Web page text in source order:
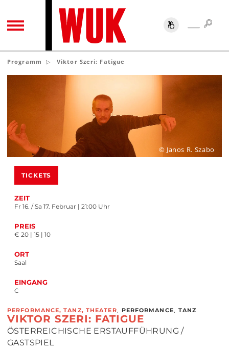
TOGGLE NAVIGATION SUCHE
Programm Viktor Szeri: Fatigue
TICKETS
ZEIT
Fr 16. / Sa 17. Februar | 21:00 Uhr
PREIS
€ 20 | 15 | 10
ORT
Saal
EINGANG
C
© Janos R. Szabo
PERFORMANCE, TANZ, THEATER, PERFORMANCE, TANZ
VIKTOR SZERI: FATIGUE
ÖSTERREICHISCHE ERSTAUFFÜHRUNG /
GASTSPIEL